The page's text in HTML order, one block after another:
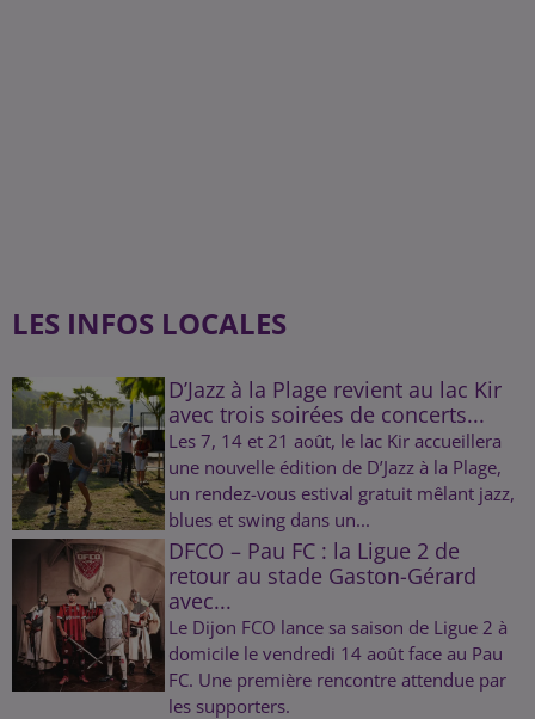
LES INFOS LOCALES
D’Jazz à la Plage revient au lac Kir
avec trois soirées de concerts...
Les 7, 14 et 21 août, le lac Kir accueillera
une nouvelle édition de D’Jazz à la Plage,
un rendez-vous estival gratuit mêlant jazz,
blues et swing dans un...
DFCO – Pau FC : la Ligue 2 de
retour au stade Gaston-Gérard
avec...
Le Dijon FCO lance sa saison de Ligue 2 à
domicile le vendredi 14 août face au Pau
FC. Une première rencontre attendue par
les supporters.